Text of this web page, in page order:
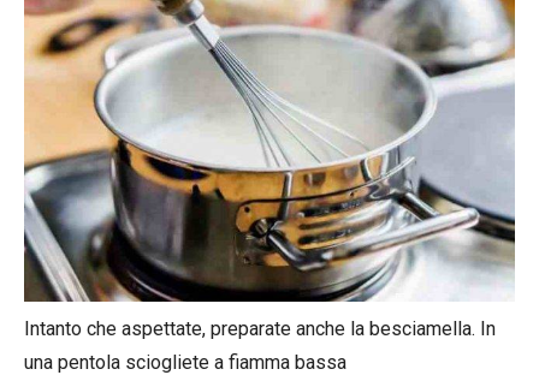
Intanto che aspettate, preparate anche la besciamella. In
una pentola sciogliete a fiamma bassa